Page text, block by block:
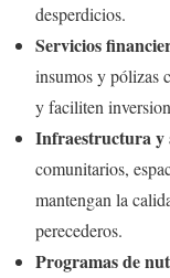
desperdicios.
Servicios
insumos y pólizas
y faciliten
Infraestructura y
comunitarios,
mantengan la
perecederos.
Programas de